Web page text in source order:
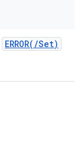
ERROR( /Set)